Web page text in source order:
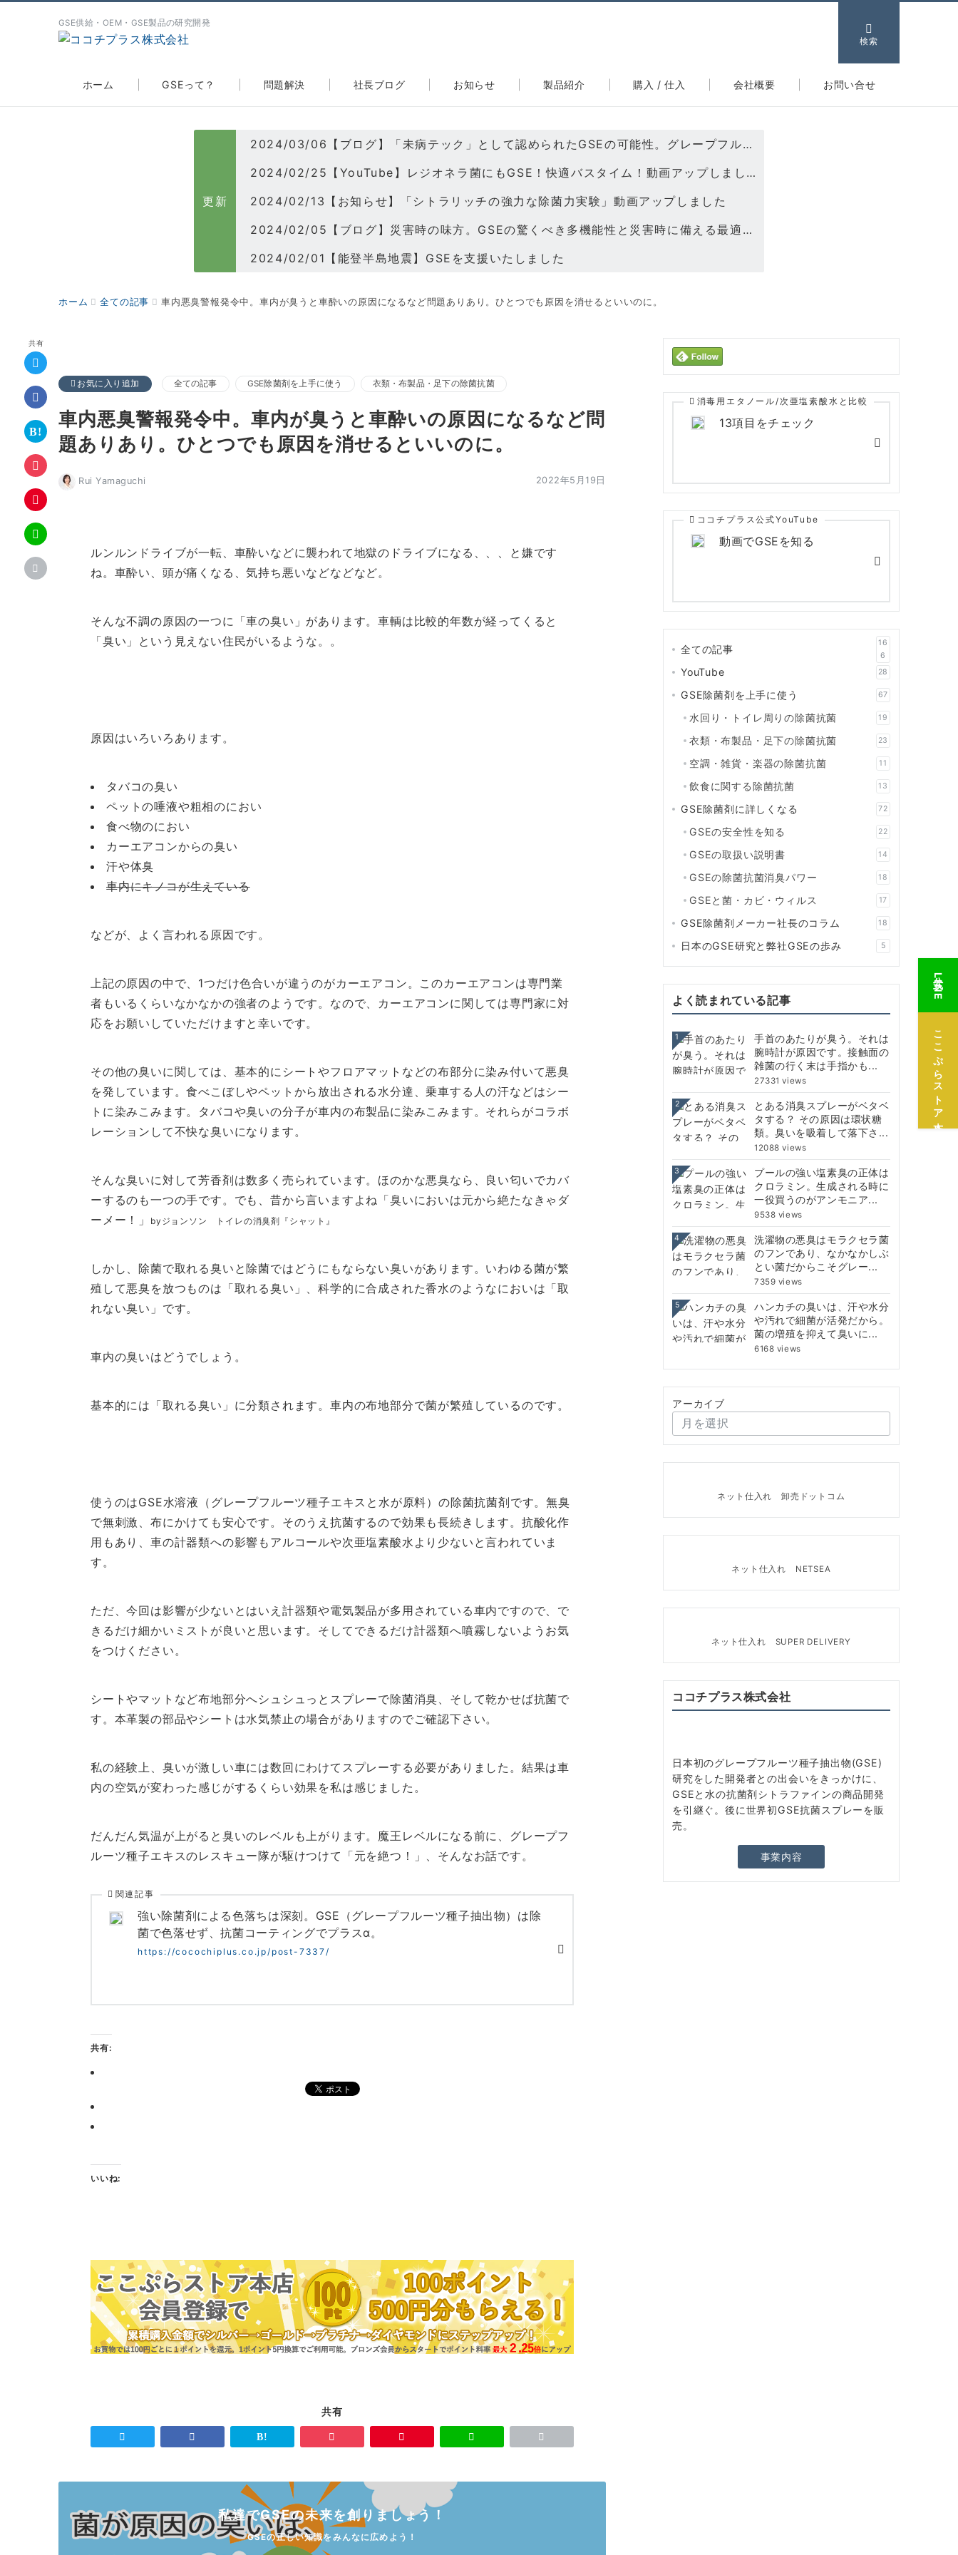
GSE供給・OEM・GSE製品の研究開発
検索
ホーム GSEって？ 問題解決 社長ブログ お知らせ 製品紹介 購入 / 仕入 会社概要 お問い合せ
更新
2024/03/06【ブログ】「未病テック」として認められたGSEの可能性。グレープフルーツ種子抽出物が備える優しさと強さ。
2024/02/25【YouTube】レジオネラ菌にもGSE！快適バスタイム！動画アップしました
2024/02/13【お知らせ】「シトラリッチの強力な除菌力実験」動画アップしました
2024/02/05【ブログ】災害時の味方。GSEの驚くべき多機能性と災害時に備える最適な選択
2024/02/01【能登半島地震】GSEを支援いたしました
ホーム 全ての記事 車内悪臭警報発令中。車内が臭うと車酔いの原因になるなど問題ありあり。ひとつでも原因を消せるといいのに。
共有
お気に入り追加 全ての記事 GSE除菌剤を上手に使う 衣類・布製品・足下の除菌抗菌
車内悪臭警報発令中。車内が臭うと車酔いの原因になるなど問
題ありあり。ひとつでも原因を消せるといいのに。
2022年5月19日
Rui Yamaguchi
ルンルンドライブが一転、車酔いなどに襲われて地獄のドライブになる、、、と嫌です
ね。車酔い、頭が痛くなる、気持ち悪いなどなどなど。
そんな不調の原因の一つに「車の臭い」があります。車輌は比較的年数が経ってくると
「臭い」という見えない住民がいるような。。
原因はいろいろあります。
タバコの臭い
ペットの唾液や粗相のにおい
食べ物のにおい
カーエアコンからの臭い
汗や体臭
車内にキノコが生えている
などが、よく言われる原因です。
上記の原因の中で、1つだけ色合いが違うのがカーエアコン。このカーエアコンは専門業
者もいるくらいなかなかの強者のようです。なので、カーエアコンに関しては専門家に対
応をお願いしていただけますと幸いです。
その他の臭いに関しては、基本的にシートやフロアマットなどの布部分に染み付いて悪臭
を発しています。食べこぼしやペットから放出される水分達、乗車する人の汗などはシー
トに染みこみます。タバコや臭いの分子が車内の布製品に染みこみます。それらがコラボ
レーションして不快な臭いになります。
そんな臭いに対して芳香剤は数多く売られています。ほのかな悪臭なら、良い匂いでカバ
ーするのも一つの手です。でも、昔から言いますよね「臭いにおいは元から絶たなきゃダ
ーメー！」
byジョンソン トイレの消臭剤『シャット』
しかし、除菌で取れる臭いと除菌ではどうにもならない臭いがあります。いわゆる菌が繁
殖して悪臭を放つものは「取れる臭い」、科学的に合成された香水のようなにおいは「取
れない臭い」です。
車内の臭いはどうでしょう。
基本的には「取れる臭い」に分類されます。車内の布地部分で菌が繁殖しているのです。
使うのはGSE水溶液（グレープフルーツ種子エキスと水が原料）の除菌抗菌剤です。無臭
で無刺激、布にかけても安心です。そのうえ抗菌するので効果も長続きします。抗酸化作
用もあり、車の計器類への影響もアルコールや次亜塩素酸水より少ないと言われていま
す。
ただ、今回は影響が少ないとはいえ計器類や電気製品が多用されている車内ですので、で
きるだけ細かいミストが良いと思います。そしてできるだけ計器類へ噴霧しないようお気
をつけください。
シートやマットなど布地部分へシュシュっとスプレーで除菌消臭、そして乾かせば抗菌で
す。本革製の部品やシートは水気禁止の場合がありますのでご確認下さい。
私の経験上、臭いが激しい車には数回にわけてスプレーする必要がありました。結果は車
内の空気が変わった感じがするくらい効果を私は感じました。
だんだん気温が上がると臭いのレベルも上がります。魔王レベルになる前に、グレープフ
ルーツ種子エキスのレスキュー隊が駆けつけて「元を絶つ！」、そんなお話です。
関連記事
強い除菌剤による色落ちは深刻。GSE（グレープフルーツ種子抽出物）は除
菌で色落せず、抗菌コーティングでプラスα。
https://cocochiplus.co.jp/post-7337/
共有:
いいね:
共有
私達でGSEの未来を創りましょう！
GSEの正しい知識をみんなに広めよう！
消毒用エタノール/次亜塩素酸水と比較
13項目をチェック
ココチプラス公式YouTube
動画でGSEを知る
全ての記事
16
6
YouTube 28
GSE除菌剤を上手に使う 67
水回り・トイレ周りの除菌抗菌 19
衣類・布製品・足下の除菌抗菌 23
空調・雑貨・楽器の除菌抗菌 11
飲食に関する除菌抗菌 13
GSE除菌剤に詳しくなる 72
GSEの安全性を知る 22
GSEの取扱い説明書 14
GSEの除菌抗菌消臭パワー 18
GSEと菌・カビ・ウィルス 17
GSE除菌剤メーカー社長のコラム 18
日本のGSE研究と弊社GSEの歩み 5
よく読まれている記事
1
手首のあたりが臭う。それは
腕時計が原因です。接触面の
雑菌の行く末は手指かも...
27331 views
2
とある消臭スプレーがベタベ
タする？ その原因は環状糖
類。臭いを吸着して落下さ...
12088 views
3
プールの強い塩素臭の正体は
クロラミン。生成される時に
一役買うのがアンモニア...
9538 views
4
洗濯物の悪臭はモラクセラ菌
のフンであり、なかなかしぶ
とい菌だからこそグレー...
7359 views
5
ハンカチの臭いは、汗や水分
や汚れで細菌が活発だから。
菌の増殖を抑えて臭いに...
6168 views
アーカイブ
ネット仕入れ 卸売ドットコム
ネット仕入れ NETSEA
ネット仕入れ SUPER DELIVERY
ココチプラス株式会社
日本初のグレープフルーツ種子抽出物(GSE)
研究をした開発者との出会いをきっかけに、
GSEと水の抗菌剤シトラファインの商品開発
を引継ぐ。後に世界初GSE抗菌スプレーを販
売。
事業内容
公式LINE
ここぷらストア本店